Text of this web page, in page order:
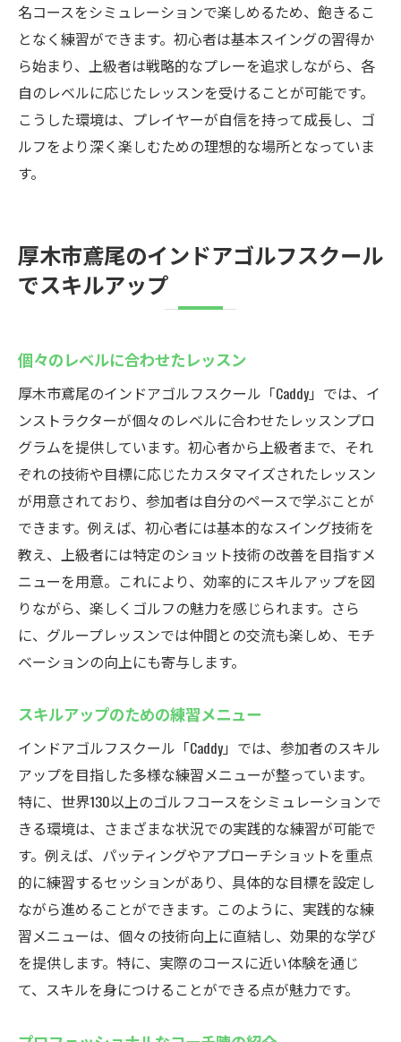
名コースをシミュレーションで楽しめるため、飽きるこ
となく練習ができます。初心者は基本スイングの習得か
ら始まり、上級者は戦略的なプレーを追求しながら、各
自のレベルに応じたレッスンを受けることが可能です。
こうした環境は、プレイヤーが自信を持って成長し、ゴ
ルフをより深く楽しむための理想的な場所となっていま
す。
厚木市鳶尾のインドアゴルフスクール
でスキルアップ
個々のレベルに合わせたレッスン
厚木市鳶尾のインドアゴルフスクール「Caddy」では、イ
ンストラクターが個々のレベルに合わせたレッスンプロ
グラムを提供しています。初心者から上級者まで、それ
ぞれの技術や目標に応じたカスタマイズされたレッスン
が用意されており、参加者は自分のペースで学ぶことが
できます。例えば、初心者には基本的なスイング技術を
教え、上級者には特定のショット技術の改善を目指すメ
ニューを用意。これにより、効率的にスキルアップを図
りながら、楽しくゴルフの魅力を感じられます。さら
に、グループレッスンでは仲間との交流も楽しめ、モチ
ベーションの向上にも寄与します。
スキルアップのための練習メニュー
インドアゴルフスクール「Caddy」では、参加者のスキル
アップを目指した多様な練習メニューが整っています。
特に、世界130以上のゴルフコースをシミュレーションで
きる環境は、さまざまな状況での実践的な練習が可能で
す。例えば、パッティングやアプローチショットを重点
的に練習するセッションがあり、具体的な目標を設定し
ながら進めることができます。このように、実践的な練
習メニューは、個々の技術向上に直結し、効果的な学び
を提供します。特に、実際のコースに近い体験を通じ
て、スキルを身につけることができる点が魅力です。